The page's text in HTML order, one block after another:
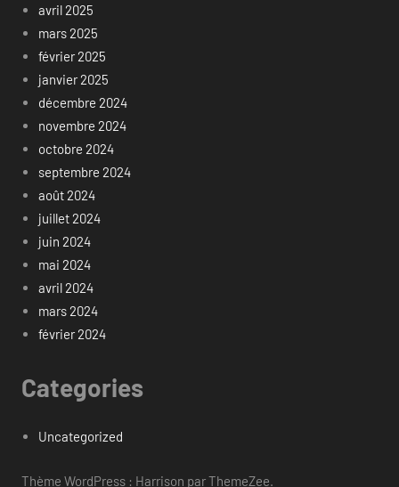
avril 2025
mars 2025
février 2025
janvier 2025
décembre 2024
novembre 2024
octobre 2024
septembre 2024
août 2024
juillet 2024
juin 2024
mai 2024
avril 2024
mars 2024
février 2024
Categories
Uncategorized
Thème WordPress : Harrison par ThemeZee.